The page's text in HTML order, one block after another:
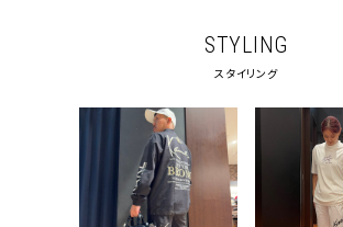
キーワードから探す
STYLING
スタイリング